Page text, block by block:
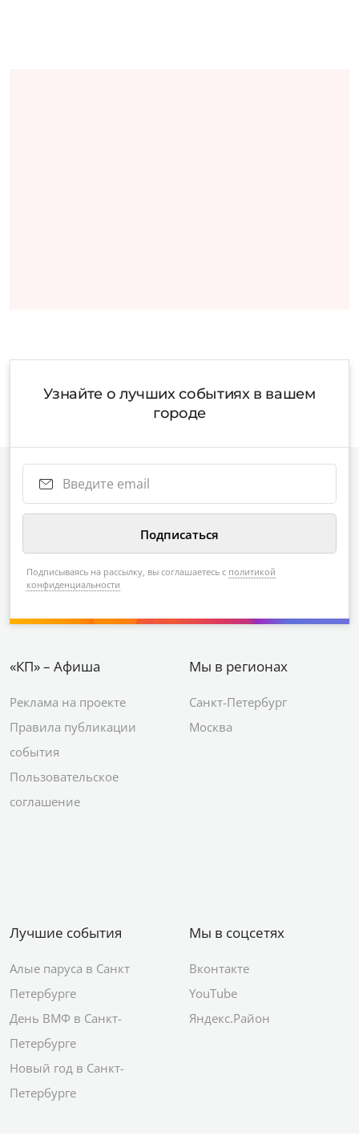
Узнайте о лучших событиях в вашем
городе
Подписываясь на рассылку, вы соглашаетесь с политикой
конфиденциальности
«КП» – Афиша
Реклама на проекте
Правила публикации
события
Пользовательское
соглашение
Мы в регионах
Санкт-Петербург
Москва
Лучшие события
Алые паруса в Санкт
Петербурге
День ВМФ в Санкт-
Петербурге
Новый год в Санкт-
Петербурге
Мы в соцсетях
Вконтакте
YouTube
Яндекс.Район